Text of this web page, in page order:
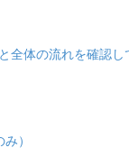
全体の流れを確認
）